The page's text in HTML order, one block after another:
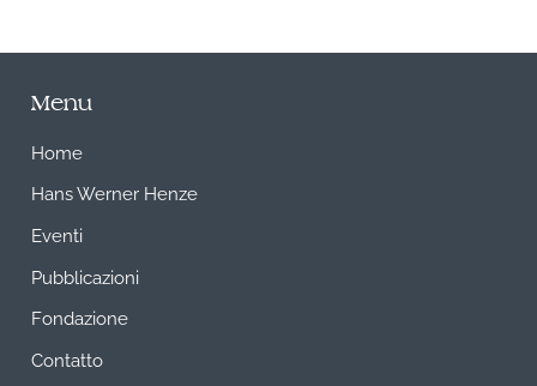
Menu
Home
Hans Werner Henze
Eventi
Pubblicazioni
Fondazione
Contatto